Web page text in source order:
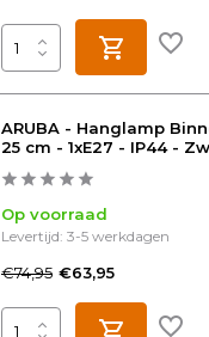
ARUBA - Hanglamp
25 cm - 1xE27 - IP44 -
Op voorraad
Levertijd: 3-5 werkdagen
€74,95 €63,95